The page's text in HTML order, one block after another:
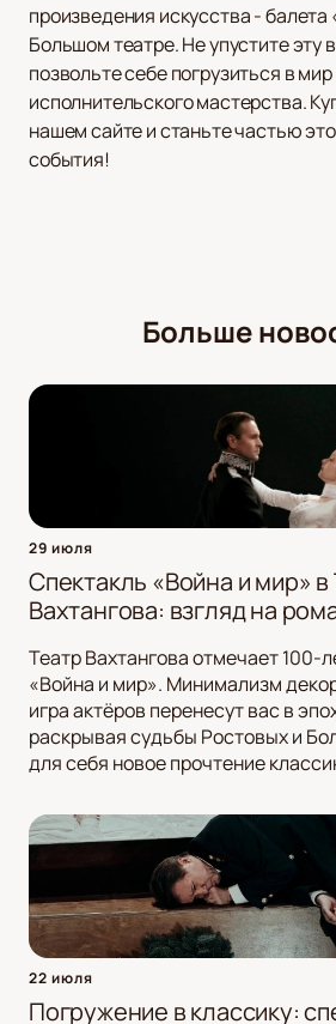
произведения искусства - балета
Большом театре. Не упустите эту
позвольте себе погрузиться в
исполнительского мастерства.
нашем сайте и станьте частью
события!
Больше
29 июля
Спектакль «Война и мир» в
Вахтангова: взгляд на
Театр Вахтангова отмечает 100-
«Война и мир». Минимализм
игра актёров перенесут вас в
раскрывая судьбы Ростовых и
для себя новое прочтение
22 июля
Погружение в классику: